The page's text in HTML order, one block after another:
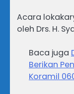
Acara
oleh Drs. H.
Baca juga
Berikan
Koramil